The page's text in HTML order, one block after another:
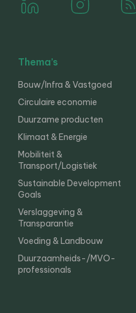
Thema’s
Bouw/Infra & Vastgoed
Circulaire economie
Duurzame producten
Klimaat & Energie
Mobiliteit &
Transport/Logistiek
Sustainable Development
Goals
Verslaggeving &
Transparantie
Voeding & Landbouw
Duurzaamheids-/MVO-
professionals